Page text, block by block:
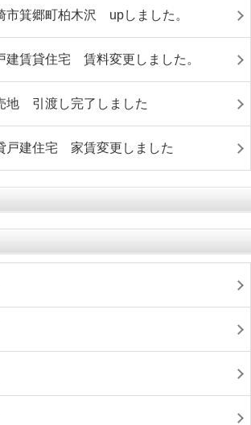
市箕郷町柏木沢 upしました。
賃貸住宅 賃料変更しました。
引渡し完了しました
建住宅 家賃変更しました